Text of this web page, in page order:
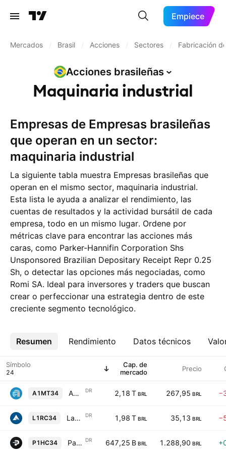
Empiece
Mercados Brasil Acciones Sectores Fabricación
Acciones brasileñas
Maquinaria industrial
Empresas de Empresas brasileñas
que operan en un sector:
maquinaria industrial
La siguiente tabla muestra Empresas brasileñas que
operan en el mismo sector, maquinaria industrial.
Esta lista le ayuda a analizar el rendimiento, las
cuentas de resultados y la actividad bursátil de cada
empresa, todo en un mismo lugar. Ordene por
métricas clave para encontrar las acciones más
caras, como Parker-Hannifin Corporation Shs
Unsponsored Brazilian Depositary Receipt Repr 0.25
Sh, o detectar las opciones más negociadas, como
Romi SA. Ideal para inversores y traders que buscan
crear o perfeccionar una estrategia dentro de este
creciente segmento tecnológico.
Resumen Rendimiento Datos técnicos
Más
Símbolo
Cap. de
mercado
Precio
A1MT34 Applied Materials, Inc. Shs Unsponsored Brazilian Depositary Receipt Repr 0.1 Sh DR 2,18 T BRL 267,95 BRL
L1RC34 Lam Research Corporation Shs Unsponsored Brazilian Depositary Receipt Repr 0.02272727 S DR 1,98 T BRL 35,13 BRL
P1HC34 Parker-Hannifin Corporation Shs Unsponsored Brazilian Depositary Receipt Repr 0.25 Sh DR 647,25 B BRL 1.288,90 BRL